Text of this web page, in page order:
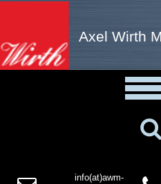
Axel Wirth
info(at)awm-